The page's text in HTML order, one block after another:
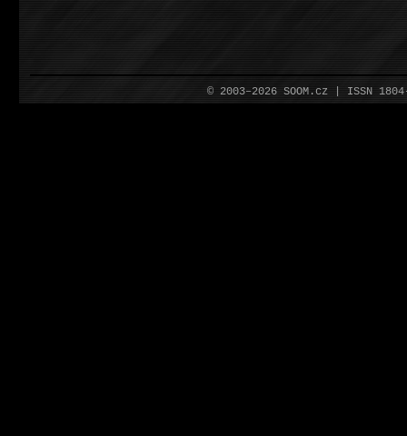
© 2003–2026 SOOM.cz | ISSN